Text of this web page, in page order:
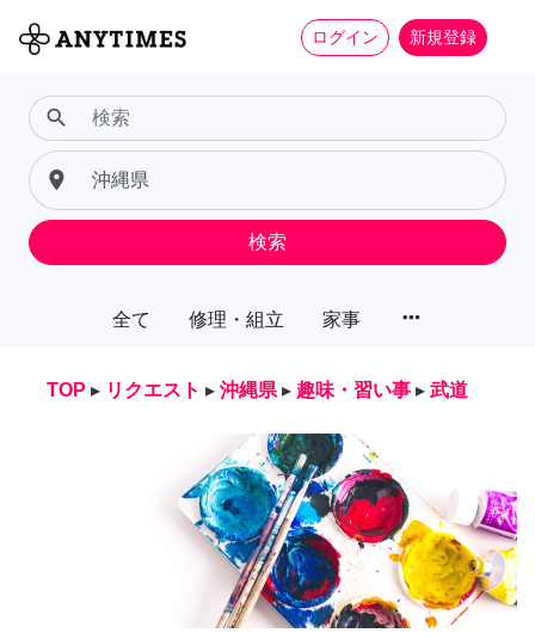
ログイン 新規登録
全て 修理・組立 家事 more_horiz
search
place
検索
TOP ▸ リクエスト ▸ 沖縄県 ▸ 趣味・習い事 ▸ 武道